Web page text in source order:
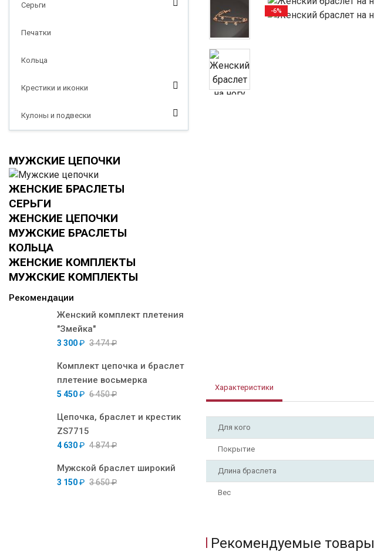
Серьги
Печатки
Кольца
Крестики и иконки
Кулоны и подвески
МУЖСКИЕ ЦЕПОЧКИ
ЖЕНСКИЕ БРАСЛЕТЫ
СЕРЬГИ
ЖЕНСКИЕ ЦЕПОЧКИ
МУЖСКИЕ БРАСЛЕТЫ
КОЛЬЦА
ЖЕНСКИЕ КОМПЛЕКТЫ
МУЖСКИЕ КОМПЛЕКТЫ
Рекомендации
Женский комплект плетения
"Змейка"
3 300₽ 3 474₽
Комплект цепочка и браслет
плетение восьмерка
5 450₽ 6 450₽
Цепочка, браслет и крестик
ZS7715
4 630₽ 4 874₽
Мужской браслет широкий
3 150₽ 3 650₽
-6%
Характеристики
Для кого
Покрытие
Длина браслета
Вес
Рекомендуемые товары